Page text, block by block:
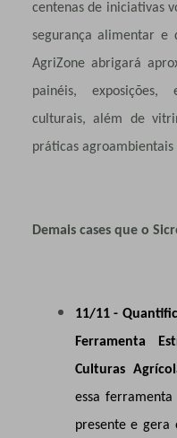
centenas de iniciativas
segurança alimentar e
AgriZone abrigará
painéis, exposições,
culturais, além de
práticas agroambientais
Demais cases que o
11/11 -
Ferramenta
Culturas
essa
presente e gera